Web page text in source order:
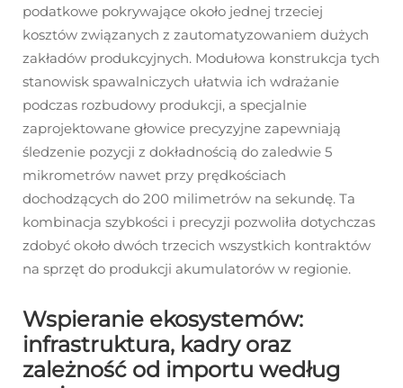
podatkowe pokrywające około jednej trzeciej
kosztów związanych z zautomatyzowaniem dużych
zakładów produkcyjnych. Modułowa konstrukcja tych
stanowisk spawalniczych ułatwia ich wdrażanie
podczas rozbudowy produkcji, a specjalnie
zaprojektowane głowice precyzyjne zapewniają
śledzenie pozycji z dokładnością do zaledwie 5
mikrometrów nawet przy prędkościach
dochodzących do 200 milimetrów na sekundę. Ta
kombinacja szybkości i precyzji pozwoliła dotychczas
zdobyć około dwóch trzecich wszystkich kontraktów
na sprzęt do produkcji akumulatorów w regionie.
Wspieranie ekosystemów:
infrastruktura, kadry oraz
zależność od importu według